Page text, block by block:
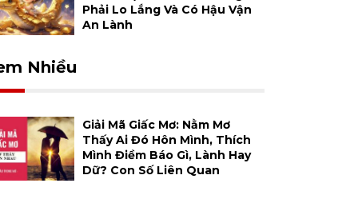
Phải Lo Lắng Và Có Hậu Vận
An Lành
Nhiều
Giải Mã Giấc Mơ: Nằm Mơ
Thấy Ai Đó Hôn Mình, Thích
Mình Điềm Báo Gì, Lành Hay
Dữ? Con Số Liên Quan